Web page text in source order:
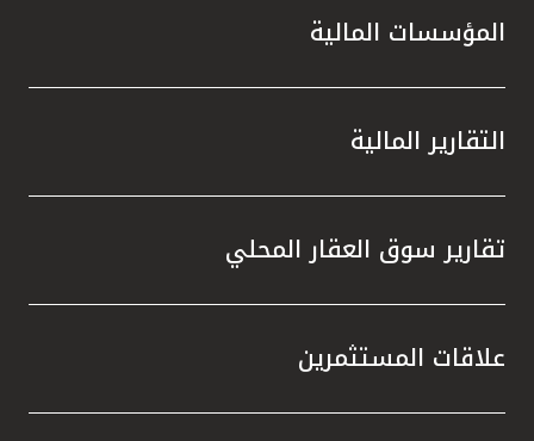
المؤسسات المالية
التقارير المالية
تقارير سوق العقار المحلي
علاقات المستثمرين